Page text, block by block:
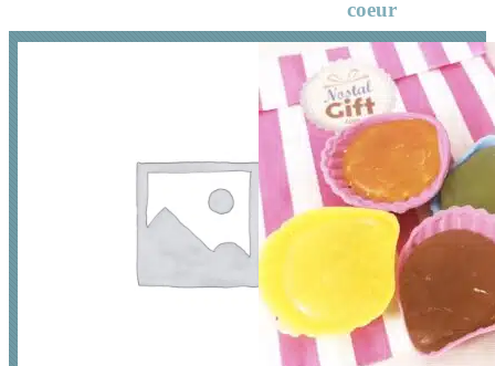
3,90€.2,00€.
0,50€.
coeur